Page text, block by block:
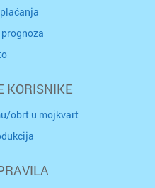
KORISNIKE
obrt u mojkvart